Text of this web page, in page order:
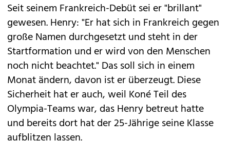
Seit seinem Frankreich-Debüt sei er "brillant"
gewesen. Henry: "Er hat sich in Frankreich gegen
große Namen durchgesetzt und steht in der
Startformation und er wird von den Menschen
noch nicht beachtet." Das soll sich in einem
Monat ändern, davon ist er überzeugt. Diese
Sicherheit hat er auch, weil Koné Teil des
Olympia-Teams war, das Henry betreut hatte
und bereits dort hat der 25-Jährige seine Klasse
aufblitzen lassen.